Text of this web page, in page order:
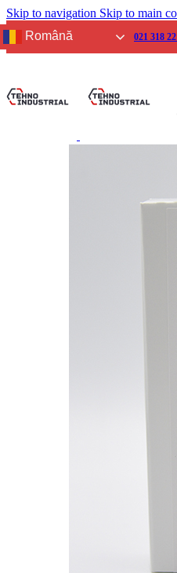
Skip to navigation Skip to main
Română
021 318